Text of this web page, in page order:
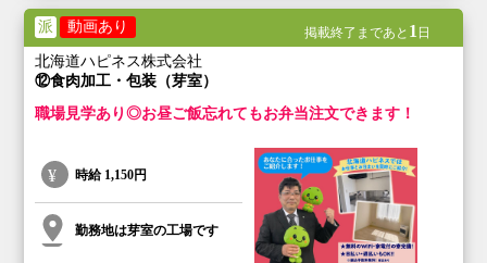
派 動画あり 掲載終了まであと 1 日
北海道ハピネス株式会社
⑫食肉加工・包装（芽室）
職場見学あり◎お昼ご飯忘れてもお弁当注文できます！
時給 1,150円
勤務地は芽室の工場です